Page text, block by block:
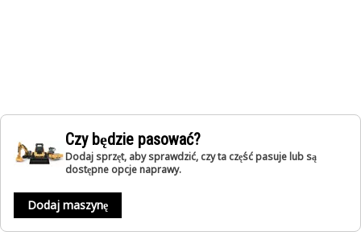
Czy będzie pasować?
Dodaj sprzęt, aby sprawdzić, czy ta część pasuje lub są
dostępne opcje naprawy.
Dodaj maszynę